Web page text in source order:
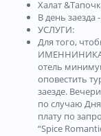
Халат
В день
УСЛУГИ:
Для того,
ИМЕННИНИКА”
отель
оповестить
заезде.
по случаю
плату по
“Spice